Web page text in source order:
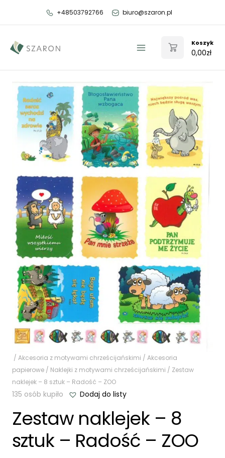
+48503792766 biuro@szaron.pl
Menu
Koszyk
0,00zł
/ Akcesoria z motywami chrześcijańskimi / Akcesoria
papierowe / Naklejki z motywami chrześcijańskimi / Zestaw
naklejek – 8 sztuk – Radość – ZOO
135 osób kupiło Dodaj do listy
Zestaw naklejek – 8
sztuk – Radość – ZOO